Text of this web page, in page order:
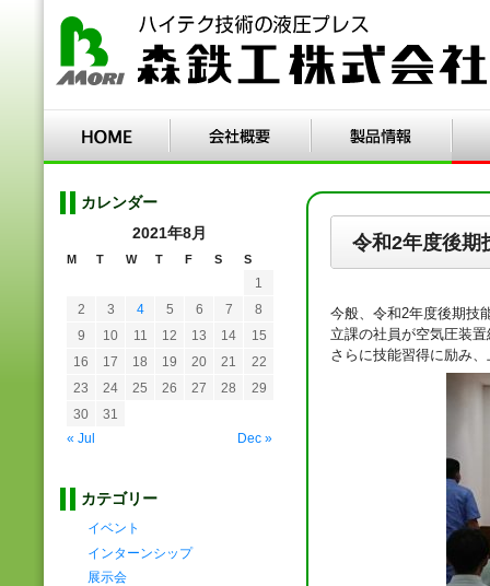
令和2年度後期
今般、令和2年度後期技
立課の社員が空気圧装
さらに技能習得に励み
カレンダー
2021年8月
M T W T F S S
« Jul Dec »
1
2
3 4 5 6 7
8
9
10 11 12 13 14
15
16
17 18 19 20 21
22
23
24 25 26 27 28
29
30
31
カテゴリー
イベント
インターンシップ
展示会